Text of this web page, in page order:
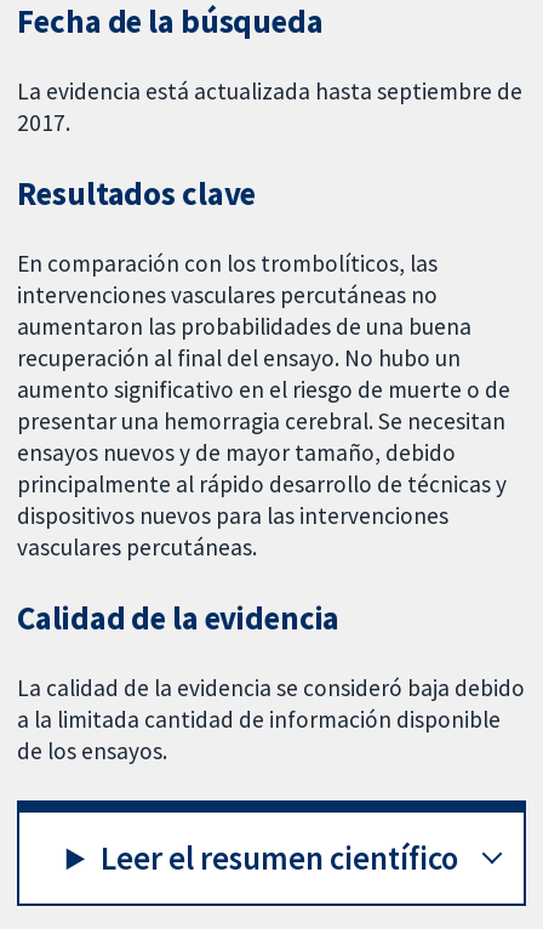
Fecha de la búsqueda
La evidencia está actualizada hasta septiembre de
2017.
Resultados clave
En comparación con los trombolíticos, las
intervenciones vasculares percutáneas no
aumentaron las probabilidades de una buena
recuperación al final del ensayo. No hubo un
aumento significativo en el riesgo de muerte o de
presentar una hemorragia cerebral. Se necesitan
ensayos nuevos y de mayor tamaño, debido
principalmente al rápido desarrollo de técnicas y
dispositivos nuevos para las intervenciones
vasculares percutáneas.
Calidad de la evidencia
La calidad de la evidencia se consideró baja debido
a la limitada cantidad de información disponible
de los ensayos.
Leer el resumen científico